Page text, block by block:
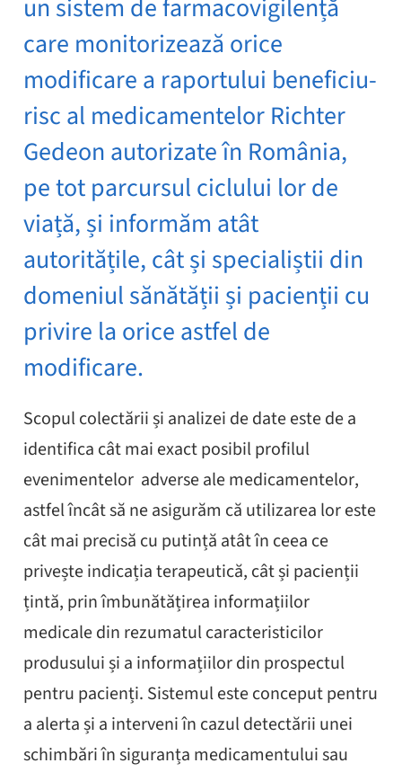
un sistem de farmacovigilență
care monitorizează orice
modificare a raportului beneficiu-
risc al medicamentelor Richter
Gedeon autorizate în România,
pe tot parcursul ciclului lor de
viață, și informăm atât
autoritățile, cât și specialiștii din
domeniul sănătății și pacienții cu
privire la orice astfel de
modificare.
Scopul colectării și analizei de date este de a
identifica cât mai exact posibil profilul
evenimentelor adverse ale medicamentelor,
astfel încât să ne asigurăm că utilizarea lor este
cât mai precisă cu putință atât în ceea ce
privește indicația terapeutică, cât și pacienții
țintă, prin îmbunătățirea informațiilor
medicale din rezumatul caracteristicilor
produsului și a informațiilor din prospectul
pentru pacienți. Sistemul este conceput pentru
a alerta și a interveni în cazul detectării unei
schimbări în siguranța medicamentului sau